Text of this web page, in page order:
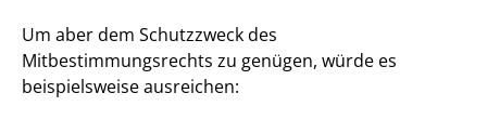
Um aber dem Schutzzweck des
Mitbestimmungsrechts zu genügen, würde es
beispielsweise ausreichen: